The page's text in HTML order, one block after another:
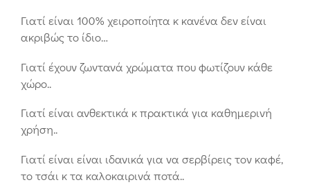
Γιατί είναι 100% χειροποίητα κ κανένα δεν είναι
ακριβώς το ίδιο…
Γιατί έχουν ζωντανά χρώματα που φωτίζουν κάθε
χώρο..
Γιατί είναι ανθεκτικά κ πρακτικά για καθημερινή
χρήση..
Γιατί είναι είναι ιδανικά για να σερβίρεις τον καφέ,
το τσάι κ τα καλοκαιρινά ποτά..